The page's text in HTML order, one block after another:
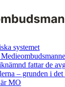
systemet
fattar de
– grunden i det
MO